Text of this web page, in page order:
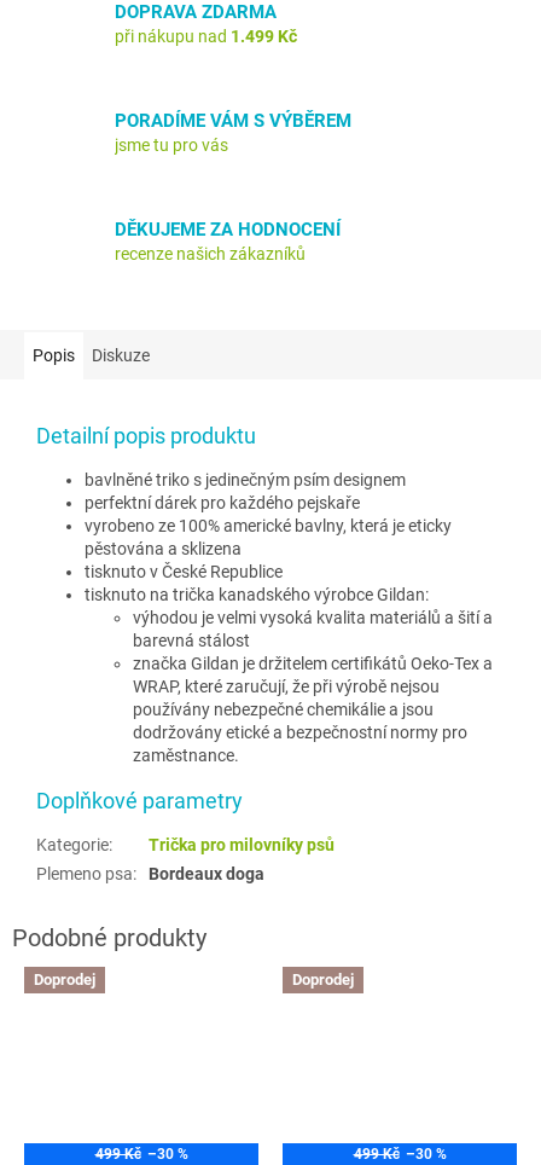
DOPRAVA ZDARMA
při nákupu nad 1.499 Kč
PORADÍME VÁM S VÝBĚREM
jsme tu pro vás
DĚKUJEME ZA HODNOCENÍ
recenze našich zákazníků
Popis Diskuze
Detailní popis produktu
bavlněné triko s jedinečným psím designem
perfektní dárek pro každého pejskaře
vyrobeno ze 100% americké bavlny, která je eticky
pěstována a sklizena
tisknuto v České Republice
tisknuto na trička kanadského výrobce Gildan:
výhodou je velmi vysoká kvalita materiálů a šití a
barevná stálost
značka Gildan je držitelem certifikátů Oeko-Tex a
WRAP, které zaručují, že při výrobě nejsou
používány nebezpečné chemikálie a jsou
dodržovány etické a bezpečnostní normy pro
zaměstnance.
Doplňkové parametry
Kategorie:
Trička pro milovníky psů
Plemeno psa: Bordeaux doga
Doprodej
499 Kč –30 %
Doprodej
499 Kč –30 %